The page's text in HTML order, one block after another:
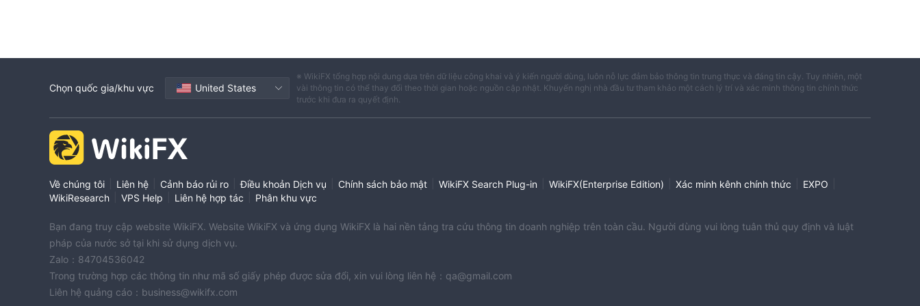
Chọn quốc gia/khu vực United States
※ WikiFX tổng hợp nội dung dựa trên dữ liệu công khai và ý kiến người dùng, luôn nỗ lực đảm bảo thông tin trung thực và đáng tin cậy. Tuy nhiên, một
vài thông tin có thể thay đổi theo thời gian hoặc nguồn cập nhật. Khuyến nghị nhà đầu tư tham khảo một cách lý trí và xác minh thông tin chính thức
trước khi đưa ra quyết định.
Về chúng tôi Liên hệ Cảnh báo rủi ro Điều khoản Dịch vụ Chính sách bảo mật WikiFX Search Plug-in WikiFX(Enterprise Edition) Xác minh kênh chính thức EXPO
WikiResearch
VPS Help Liên hệ hợp tác Phân khu vực
Bạn đang truy cập website WikiFX. Website WikiFX và ứng dụng WikiFX là hai nền tảng tra cứu thông tin doanh nghiệp trên toàn cầu. Người dùng vui lòng tuân thủ quy định và luật
pháp của nước sở tại khi sử dụng dịch vụ.
Zalo：84704536042
Trong trường hợp các thông tin như mã số giấy phép được sửa đổi, xin vui lòng liên hệ：qa@gmail.com
Liên hệ quảng cáo：business@wikifx.com